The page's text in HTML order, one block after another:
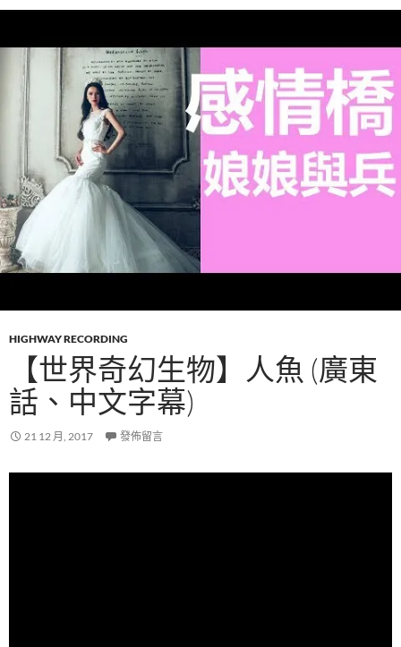
HIGHWAY RECORDING
【世界奇幻生物】人魚 (廣東
話、中文字幕)
21 12 月, 2017 發佈留言